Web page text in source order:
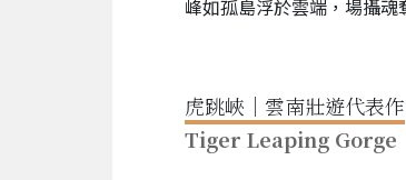
峰如孤島浮於雲端，場攝魂
虎跳峽｜雲南壯遊代表作
Tiger Leaping Gorge